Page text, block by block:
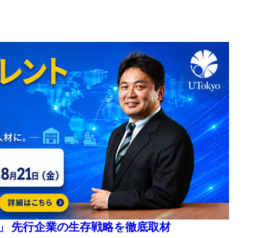
先行企業の生存戦略を徹底取材